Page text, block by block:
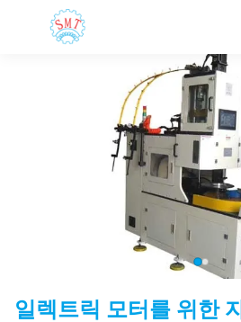
일렉트릭 모터를 위한